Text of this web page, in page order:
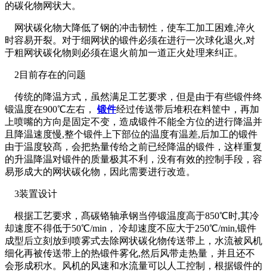
的碳化物网状大。
网状碳化物大降低了钢的冲击韧性，使车工加工困难,淬火
时容易开裂。对于细网状的锻件必须在进行一次球化退火,对
于粗网状碳化物则必须在退火前加一道正火处理来纠正。
2目前存在的问题
传统的降温方式，虽然满足工艺要求，但是由于有些锻件终
锻温度在900℃左右， 锻件经过传送带后堆积在料筐中，再加
上喷嘴的方向是固定不变，造成锻件不能全方位的进行降温并
且降温速度慢,整个锻件上下部位的温度有温差,后加工的锻件
由于温度较髙，会把热量传给之前已经降温的锻件，这样重复
的升温降温对锻件的质量极其不利，没有有效的控制手段，容
易形成大的网状碳化物，因此需要进行改造。
3装置设计
根据工艺要求，髙碳铬轴承钢当停锻温度高于850℃时,其冷
却速度不得低于50℃/min， 冷却速度不应大于250℃/min,锻件
成型后立刻放到喷雾式去除网状碳化物传送带上，水流被风机
细化再被传送带上的热锻件雾化,然后风带走热量，并且还不
会形成积水。风机的风速和水流量可以人工控制，根据锻件的